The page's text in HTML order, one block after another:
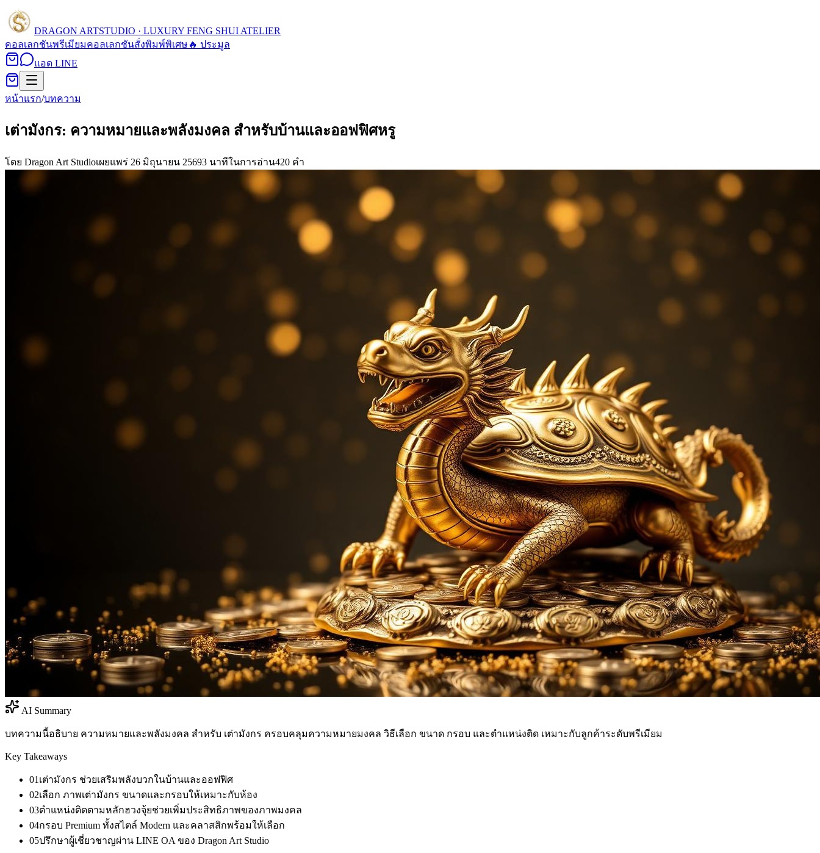
DRAGON ARTSTUDIO · LUXURY FENG SHUI ATELIER
คอลเลกชันพรีเมียมคอลเลกชันสั่งพิมพ์พิเศษ 🔥 ประมูล
แอด LINE
หน้าแรก/บทความ
เต่ามังกร: ความหมายและพลังมงคล สำหรับบ้านและออฟฟิศหรู
โดย Dragon Art Studioเผยแพร่ 26 มิถุนายน 25693 นาทีในการอ่าน420 คำ
AI Summary
บทความนี้อธิบาย ความหมายและพลังมงคล สำหรับ เต่ามังกร ครอบคลุมความหมายมงคล วิธีเลือก ขนาด กรอบ และตำแหน่งติด เหมาะกับลูกค้าระดับพรีเมียม
Key Takeaways
01 เต่ามังกร ช่วยเสริมพลังบวกในบ้านและออฟฟิศ
02เลือก ภาพเต่ามังกร ขนาดและกรอบให้เหมาะกับห้อง
03ตำแหน่งติดตามหลักฮวงจุ้ยช่วยเพิ่มประสิทธิภาพของภาพมงคล
04กรอบ Premium ทั้งสไตล์ Modern และคลาสสิกพร้อมให้เลือก
05ปรึกษาผู้เชี่ยวชาญผ่าน LINE OA ของ Dragon Art Studio